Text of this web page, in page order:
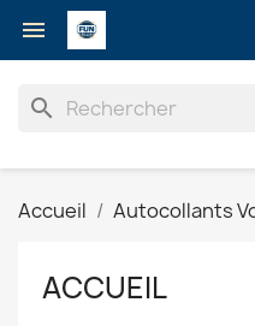

search
Accueil Autocollants
ACCUEIL